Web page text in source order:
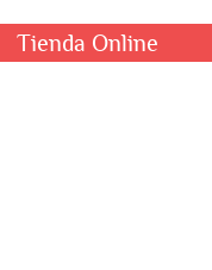
Tienda Online